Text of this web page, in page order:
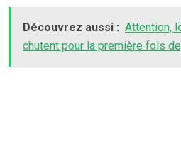
Découvrez aussi : Attention,
chutent pour la première fois